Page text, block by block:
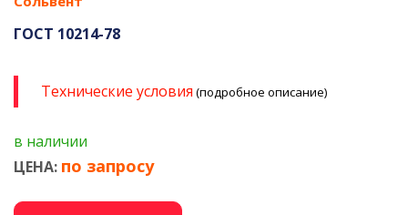
ГОСТ 10214-78
Технические условия (подробное описание)
в наличии
ЦЕНА: по запросу